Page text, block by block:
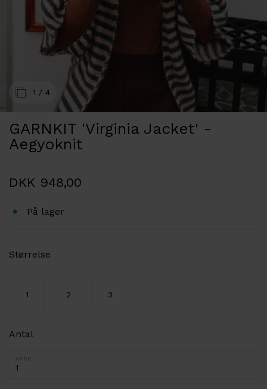
1 / 4
GARNKIT 'Virginia Jacket' -
Aegyoknit
DKK 948,00
På lager
Størrelse
1 2 3
Antal
Antal